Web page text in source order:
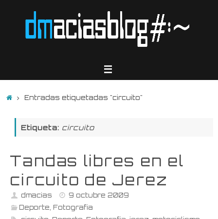
InicioEntradas etiquetadas "circuito"
Etiqueta: circuito
Tandas libres en el
circuito de Jerez
dmacias
9 octubre 2009
Deporte Fotografia